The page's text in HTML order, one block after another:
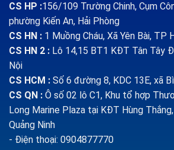
CS HP :156/109 Trường Chinh, Cụm
phường Kiến An, Hải Phòng
CS HN : 1 Muồng Cháu, Xã Yên Bài, TP
CS HN 2 : Lô 14,15 BT1 KĐT Tân Tây
Nội
CS HCM : Số 6 đường 8, KDC 13E, xã
CS QN : Ô số 02 lô C1, Khu tổ hợp
Long Marine Plaza tại KĐT Hùng
Quảng Ninh
- Điện thoại: 0904877770